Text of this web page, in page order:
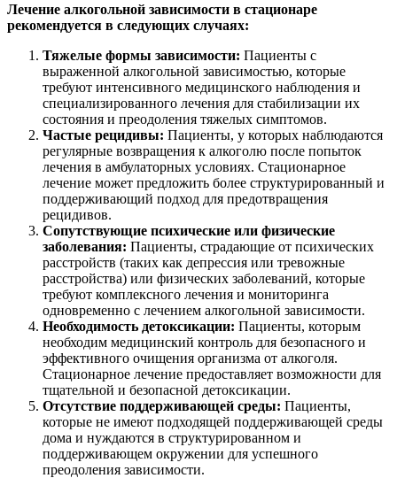
Лечение алкогольной зависимости в стационаре
рекомендуется в следующих случаях:
Тяжелые формы зависимости: Пациенты с
выраженной алкогольной зависимостью, которые
требуют интенсивного медицинского наблюдения и
специализированного лечения для стабилизации их
состояния и преодоления тяжелых симптомов.
Частые рецидивы: Пациенты, у которых наблюдаются
регулярные возвращения к алкоголю после попыток
лечения в амбулаторных условиях. Стационарное
лечение может предложить более структурированный и
поддерживающий подход для предотвращения
рецидивов.
Сопутствующие психические или физические
заболевания: Пациенты, страдающие от психических
расстройств (таких как депрессия или тревожные
расстройства) или физических заболеваний, которые
требуют комплексного лечения и мониторинга
одновременно с лечением алкогольной зависимости.
Необходимость детоксикации: Пациенты, которым
необходим медицинский контроль для безопасного и
эффективного очищения организма от алкоголя.
Стационарное лечение предоставляет возможности для
тщательной и безопасной детоксикации.
Отсутствие поддерживающей среды: Пациенты,
которые не имеют подходящей поддерживающей среды
дома и нуждаются в структурированном и
поддерживающем окружении для успешного
преодоления зависимости.